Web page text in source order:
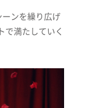
ンを繰り広げ
で満たしていく